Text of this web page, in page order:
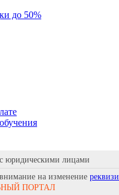
до 50%
юридическими лицами
на изменение
ПОРТАЛ